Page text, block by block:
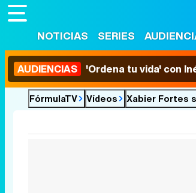
NOTICIAS SERIES
AUDIENCIAS 'Ordena tu vida' con
FórmulaTV Vídeos Xabier Fortes